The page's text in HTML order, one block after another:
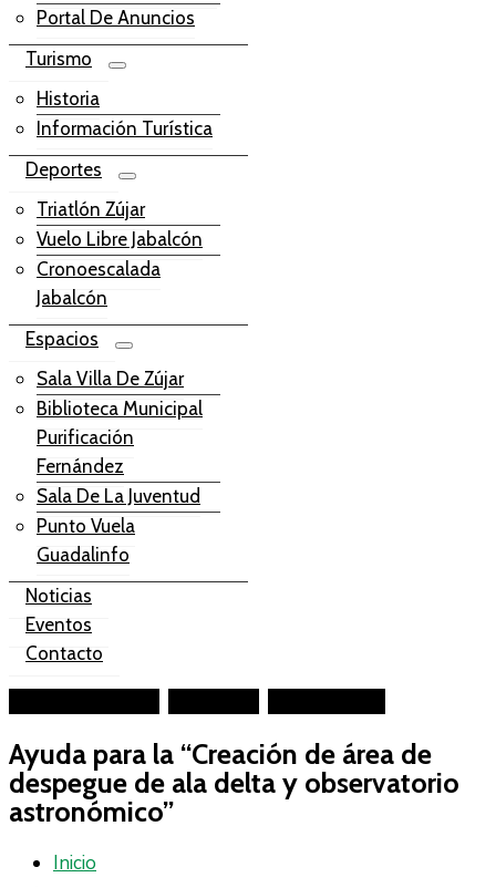
Portal De Anuncios
Turismo
Historia
Información Turística
Deportes
Triatlón Zújar
Vuelo Libre Jabalcón
Cronoescalada
Jabalcón
Espacios
Sala Villa De Zújar
Biblioteca Municipal
Purificación
Fernández
Sala De La Juventud
Punto Vuela
Guadalinfo
Noticias
Eventos
Contacto
Ayuda para la “Creación de área de
despegue de ala delta y observatorio
astronómico”
Inicio